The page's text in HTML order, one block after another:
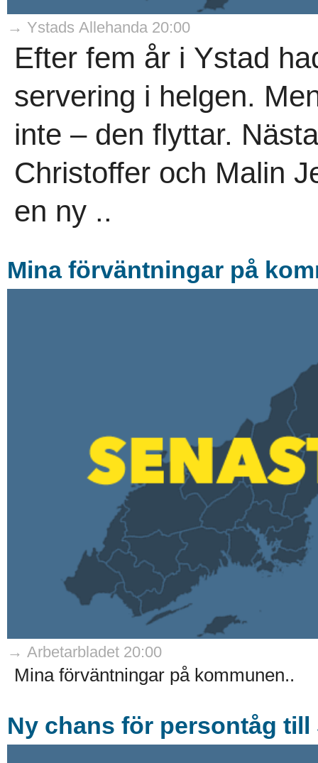
→ Ystads Allehanda 20:00
Efter fem år i Ystad
servering i helgen.
inte – den flyttar.
Christoffer och Malin
en ny ..
Mina förväntningar på
→ Arbetarbladet 20:00
Mina förväntningar på kommunen..
Ny chans för persontåg till